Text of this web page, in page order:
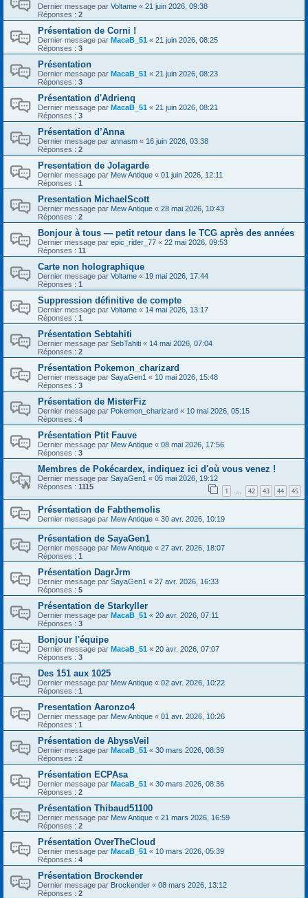
Dernier message par Voltame « 21 juin 2026, 09:38
Réponses : 2
Présentation de Corni !
Dernier message par MacaB_51 « 21 juin 2026, 08:25
Réponses : 3
Présentation
Dernier message par MacaB_51 « 21 juin 2026, 08:23
Réponses : 3
Présentation d'Adrienq
Dernier message par MacaB_51 « 21 juin 2026, 08:21
Réponses : 3
Présentation d’Anna
Dernier message par annasm « 16 juin 2026, 03:38
Réponses : 2
Presentation de Jolagarde
Dernier message par Mew Antique « 01 juin 2026, 12:11
Réponses : 1
Presentation MichaelScott
Dernier message par Mew Antique « 28 mai 2026, 10:43
Réponses : 2
Bonjour à tous — petit retour dans le TCG après des années
Dernier message par epic_rider_77 « 22 mai 2026, 09:53
Réponses : 11
Carte non holographique
Dernier message par Voltame « 19 mai 2026, 17:44
Réponses : 1
Suppression définitive de compte
Dernier message par Voltame « 14 mai 2026, 13:17
Réponses : 1
Présentation Sebtahiti
Dernier message par SebTahiti « 14 mai 2026, 07:04
Réponses : 2
Présentation Pokemon_charizard
Dernier message par SayaGen1 « 10 mai 2026, 15:48
Réponses : 3
Présentation de MisterFiz
Dernier message par Pokemon_charizard « 10 mai 2026, 05:15
Réponses : 4
Présentation Ptit Fauve
Dernier message par Mew Antique « 08 mai 2026, 17:56
Réponses : 3
Membres de Pokécardex, indiquez ici d'où vous venez !
Dernier message par SayaGen1 « 05 mai 2026, 19:12
Réponses : 1115 1 … 42 43 44 45
Présentation de Fabthemolis
Dernier message par Mew Antique « 30 avr. 2026, 10:19
Présentation de SayaGen1
Dernier message par Mew Antique « 27 avr. 2026, 18:07
Réponses : 1
Présentation DagrJrm
Dernier message par SayaGen1 « 27 avr. 2026, 16:33
Réponses : 5
Présentation de Starkyller
Dernier message par MacaB_51 « 20 avr. 2026, 07:11
Réponses : 3
Bonjour l'équipe
Dernier message par MacaB_51 « 20 avr. 2026, 07:07
Réponses : 3
Des 151 aux 1025
Dernier message par Mew Antique « 02 avr. 2026, 10:22
Réponses : 1
Presentation Aaronzo4
Dernier message par Mew Antique « 01 avr. 2026, 10:26
Réponses : 1
Présentation de AbyssVeil
Dernier message par MacaB_51 « 30 mars 2026, 08:39
Réponses : 2
Présentation ECPAsa
Dernier message par MacaB_51 « 30 mars 2026, 08:36
Réponses : 2
Présentation Thibaud51100
Dernier message par Mew Antique « 21 mars 2026, 16:59
Réponses : 2
Présentation OverTheCloud
Dernier message par MacaB_51 « 10 mars 2026, 05:39
Réponses : 4
Présentation Brockender
Dernier message par Brockender « 08 mars 2026, 13:12
Réponses : 2